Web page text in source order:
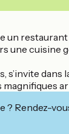
un
une cuisine
s’invite
magnifiques
? Rendez-